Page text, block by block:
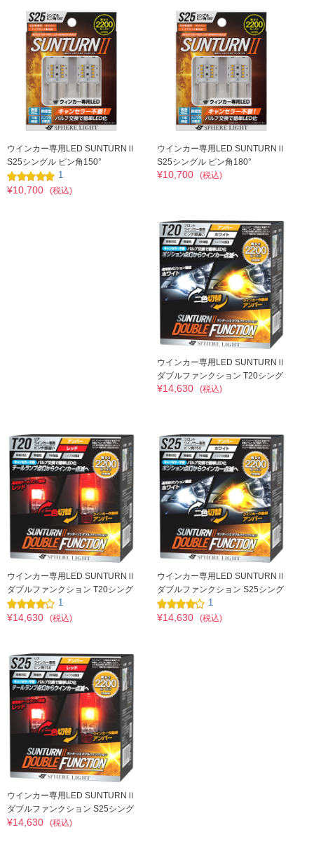
ウインカー専用LED SUNTURNⅡ
S25シングル ピン角150°
1
¥10,700 (税込)
ウインカー専用LED SUNTURNⅡ
S25シングル ピン角180°
¥10,700 (税込)
ウインカー専用LED SUNTURNⅡ
ダブルファンクション T20シング
ル ピンチ部違い アンバー×ホワイ
¥14,630 (税込)
ウインカー専用LED SUNTURNⅡ
ダブルファンクション T20シング
ル ピンチ部違い アンバー×レッド
1
¥14,630 (税込)
ウインカー専用LED SUNTURNⅡ
ダブルファンクション S25シング
ル ピン角150° アンバー×ホワイト
1
¥14,630 (税込)
ウインカー専用LED SUNTURNⅡ
ダブルファンクション S25シング
ル ピン角150° アンバー×レッド
¥14,630 (税込)